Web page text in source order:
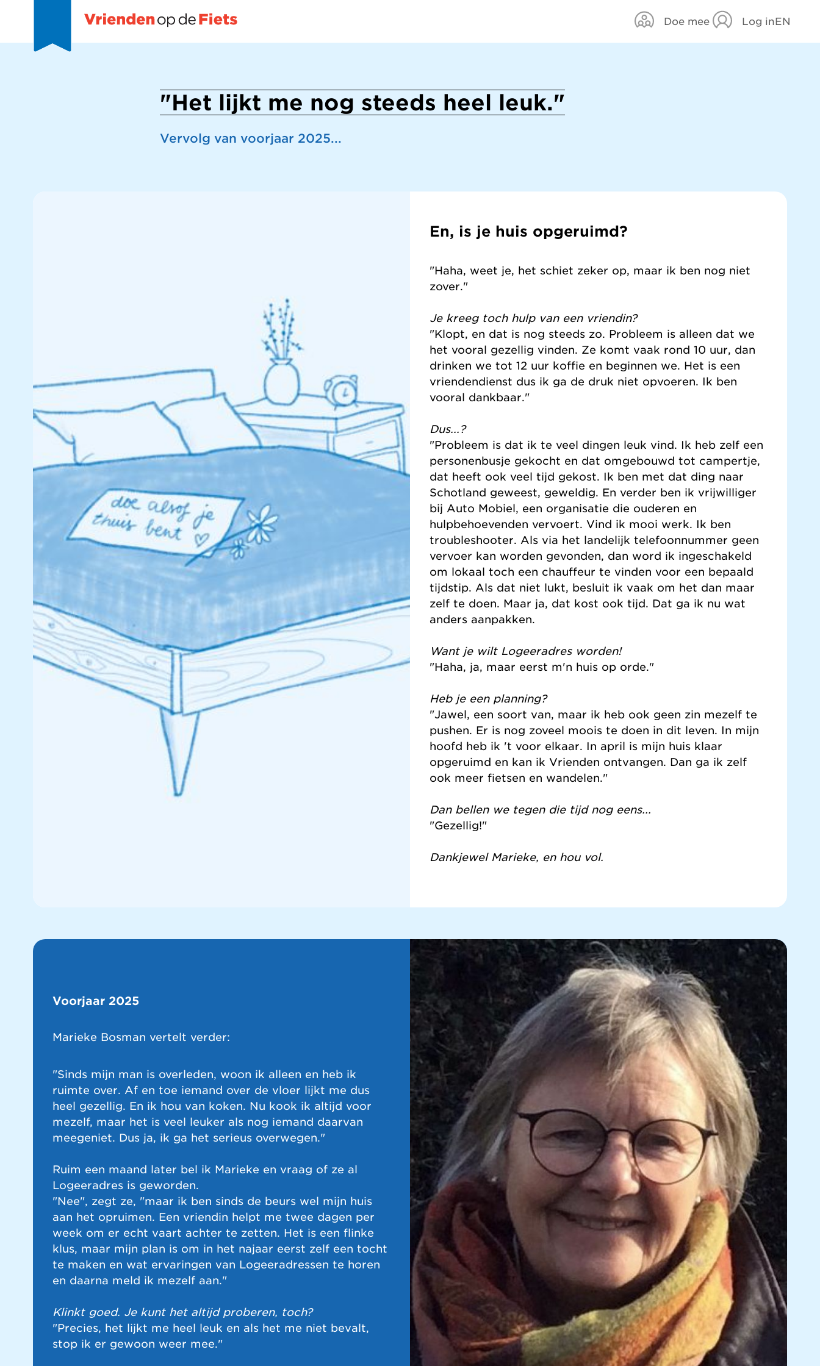
Doe mee Log inEN
"Het lijkt me nog steeds heel leuk."
Vervolg van voorjaar 2025...
En, is je huis opgeruimd?
"Haha, weet je, het schiet zeker op, maar ik ben nog niet
zover."
Je kreeg toch hulp van een vriendin?
"Klopt, en dat is nog steeds zo. Probleem is alleen dat we
het vooral gezellig vinden. Ze komt vaak rond 10 uur, dan
drinken we tot 12 uur koffie en beginnen we. Het is een
vriendendienst dus ik ga de druk niet opvoeren. Ik ben
vooral dankbaar."
Dus...?
"Probleem is dat ik te veel dingen leuk vind. Ik heb zelf een
personenbusje gekocht en dat omgebouwd tot campertje,
dat heeft ook veel tijd gekost. Ik ben met dat ding naar
Schotland geweest, geweldig. En verder ben ik vrijwilliger
bij Auto Mobiel, een organisatie die ouderen en
hulpbehoevenden vervoert. Vind ik mooi werk. Ik ben
troubleshooter. Als via het landelijk telefoonnummer geen
vervoer kan worden gevonden, dan word ik ingeschakeld
om lokaal toch een chauffeur te vinden voor een bepaald
tijdstip. Als dat niet lukt, besluit ik vaak om het dan maar
zelf te doen. Maar ja, dat kost ook tijd. Dat ga ik nu wat
anders aanpakken.
Want je wilt Logeeradres worden!
"Haha, ja, maar eerst m'n huis op orde."
Heb je een planning?
"Jawel, een soort van, maar ik heb ook geen zin mezelf te
pushen. Er is nog zoveel moois te doen in dit leven. In mijn
hoofd heb ik 't voor elkaar. In april is mijn huis klaar
opgeruimd en kan ik Vrienden ontvangen. Dan ga ik zelf
ook meer fietsen en wandelen."
Dan bellen we tegen die tijd nog eens...
"Gezellig!"
Dankjewel Marieke, en hou vol.
Voorjaar 2025
Marieke Bosman vertelt verder:
"Sinds mijn man is overleden, woon ik alleen en heb ik
ruimte over. Af en toe iemand over de vloer lijkt me dus
heel gezellig. En ik hou van koken. Nu kook ik altijd voor
mezelf, maar het is veel leuker als nog iemand daarvan
meegeniet. Dus ja, ik ga het serieus overwegen."
Ruim een maand later bel ik Marieke en vraag of ze al
Logeeradres is geworden.
"Nee", zegt ze, "maar ik ben sinds de beurs wel mijn huis
aan het opruimen. Een vriendin helpt me twee dagen per
week om er echt vaart achter te zetten. Het is een flinke
klus, maar mijn plan is om in het najaar eerst zelf een tocht
te maken en wat ervaringen van Logeeradressen te horen
en daarna meld ik mezelf aan."
Klinkt goed. Je kunt het altijd proberen, toch?
"Precies, het lijkt me heel leuk en als het me niet bevalt,
stop ik er gewoon weer mee."